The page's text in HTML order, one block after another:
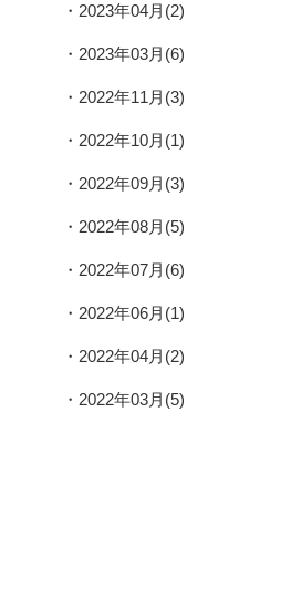
2023年04月(2)
2023年03月(6)
2022年11月(3)
2022年10月(1)
2022年09月(3)
2022年08月(5)
2022年07月(6)
2022年06月(1)
2022年04月(2)
2022年03月(5)